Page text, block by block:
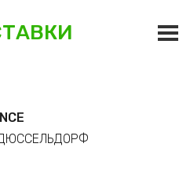
ДЮССЕЛЬДОРФ